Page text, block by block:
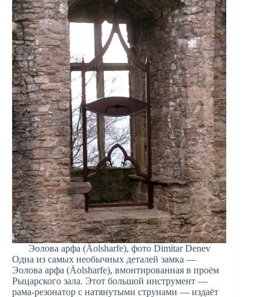
Эолова арфа (Äolsharfe), фото Dimitar Denev
Одна из самых необычных деталей замка —
Эолова арфа (Äolsharfe), вмонтированная в проём
Рыцарского зала. Этот большой инструмент —
рама-резонатор с натянутыми струнами — издаёт